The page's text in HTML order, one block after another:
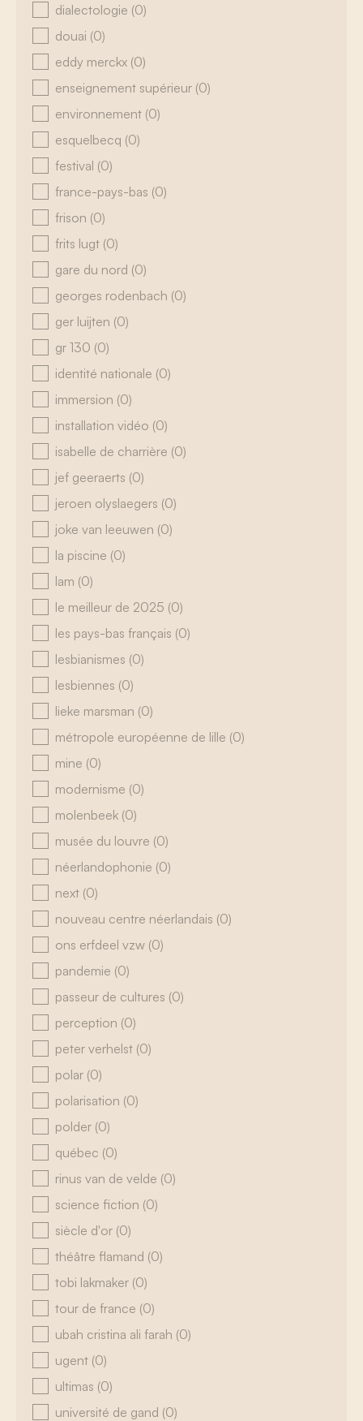
dialectologie (0)
douai (0)
eddy merckx (0)
enseignement supérieur (0)
environnement (0)
esquelbecq (0)
festival (0)
france-pays-bas (0)
frison (0)
frits lugt (0)
gare du nord (0)
georges rodenbach (0)
ger luijten (0)
gr 130 (0)
identité nationale (0)
immersion (0)
installation vidéo (0)
isabelle de charrière (0)
jef geeraerts (0)
jeroen olyslaegers (0)
joke van leeuwen (0)
la piscine (0)
lam (0)
le meilleur de 2025 (0)
les pays-bas français (0)
lesbianismes (0)
lesbiennes (0)
lieke marsman (0)
métropole européenne de lille (0)
mine (0)
modernisme (0)
molenbeek (0)
musée du louvre (0)
néerlandophonie (0)
next (0)
nouveau centre néerlandais (0)
ons erfdeel vzw (0)
pandemie (0)
passeur de cultures (0)
perception (0)
peter verhelst (0)
polar (0)
polarisation (0)
polder (0)
québec (0)
rinus van de velde (0)
science fiction (0)
siècle d'or (0)
théâtre flamand (0)
tobi lakmaker (0)
tour de france (0)
ubah cristina ali farah (0)
ugent (0)
ultimas (0)
université de gand (0)